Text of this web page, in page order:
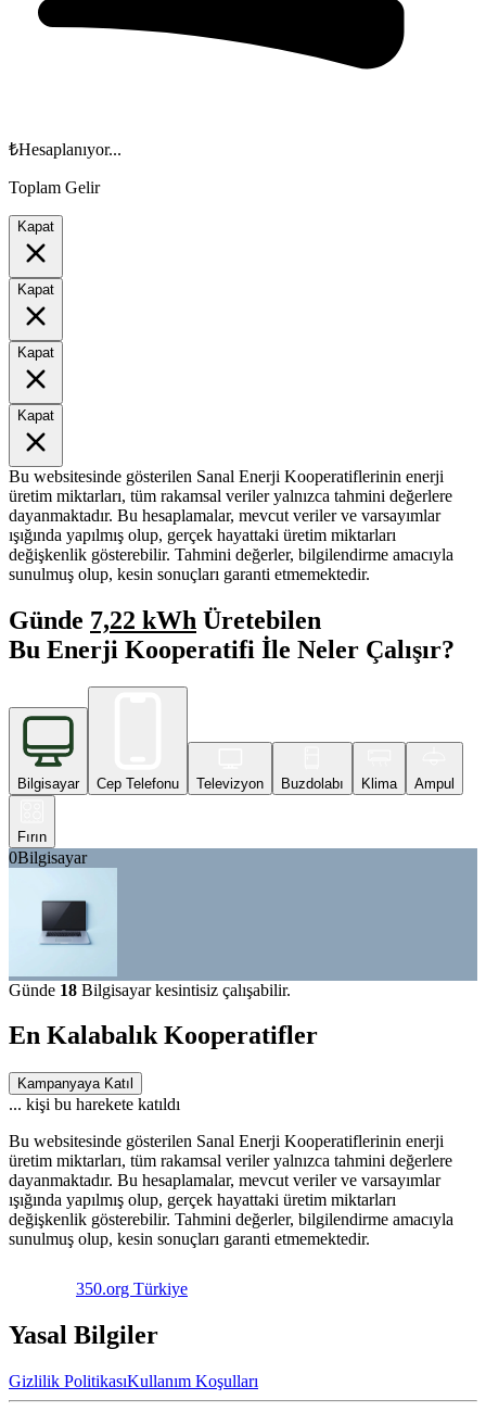
₺Hesaplanıyor...
Toplam Gelir
Kapat
Kapat
Kapat
Kapat
Bu websitesinde gösterilen Sanal Enerji Kooperatiflerinin enerji
üretim miktarları, tüm rakamsal veriler yalnızca tahmini değerlere
dayanmaktadır. Bu hesaplamalar, mevcut veriler ve varsayımlar
ışığında yapılmış olup, gerçek hayattaki üretim miktarları
değişkenlik gösterebilir. Tahmini değerler, bilgilendirme amacıyla
sunulmuş olup, kesin sonuçları garanti etmemektedir.
Günde 7,22 kWh Üretebilen
Bu Enerji Kooperatifi İle Neler Çalışır?
Bilgisayar Cep Telefonu Televizyon Buzdolabı Klima Ampul
Fırın
0Bilgisayar
Günde 18 Bilgisayar kesintisiz çalışabilir.
En Kalabalık Kooperatifler
Kampanyaya Katıl
... kişi bu harekete katıldı
Bu websitesinde gösterilen Sanal Enerji Kooperatiflerinin enerji
üretim miktarları, tüm rakamsal veriler yalnızca tahmini değerlere
dayanmaktadır. Bu hesaplamalar, mevcut veriler ve varsayımlar
ışığında yapılmış olup, gerçek hayattaki üretim miktarları
değişkenlik gösterebilir. Tahmini değerler, bilgilendirme amacıyla
sunulmuş olup, kesin sonuçları garanti etmemektedir.
350.org Türkiye
Yasal Bilgiler
Gizlilik PolitikasıKullanım Koşulları